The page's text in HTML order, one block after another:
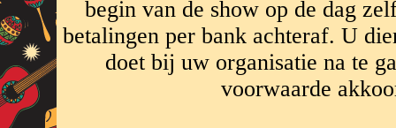
begin van de show op de dag
betalingen per bank achteraf. U
doet bij uw organisatie na te
voorwaarde